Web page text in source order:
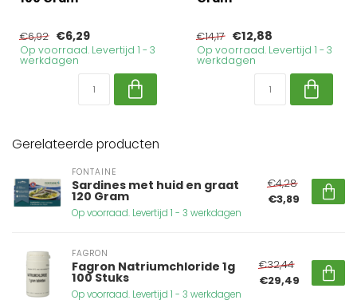
€6,92 €6,29
Op voorraad. Levertijd 1 - 3
werkdagen
€14,17 €12,88
Op voorraad. Levertijd 1 - 3
werkdagen
Gerelateerde producten
FONTAINE
Sardines met huid en graat
120 Gram
Op voorraad. Levertijd 1 - 3 werkdagen
€4,28
€3,89
FAGRON
Fagron Natriumchloride 1g
100 Stuks
Op voorraad. Levertijd 1 - 3 werkdagen
€32,44
€29,49